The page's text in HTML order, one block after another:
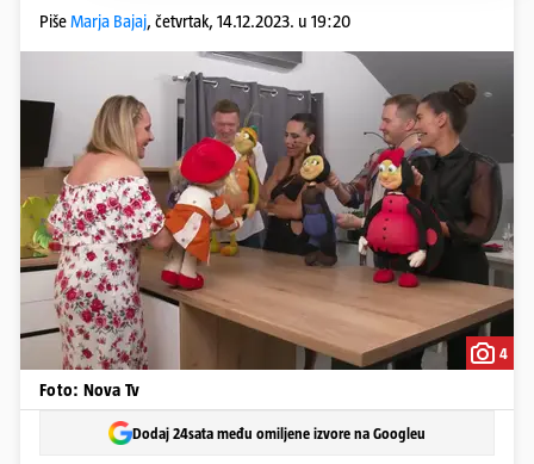
PišeMarja Bajaj, četvrtak, 14.12.2023. u 19:20
4
Foto: Nova Tv
Dodaj 24sata među omiljene izvore na Googleu